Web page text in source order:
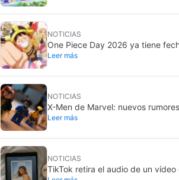
NOTICIAS
One Piece Day 2026 ya tiene
agosto
Leer más
NOTICIAS
X-Men de Marvel: nuevos
Leer más
NOTICIAS
TikTok retira el audio de un vídeo